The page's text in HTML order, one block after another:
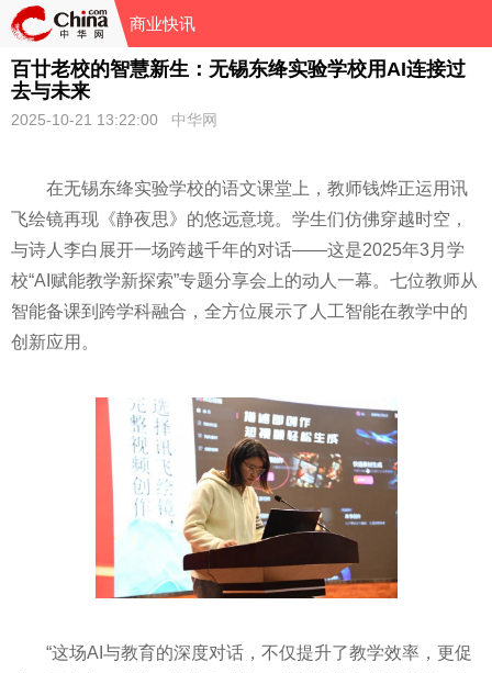
商业快讯
百廿老校的智慧新生：无锡东绛实验学校用AI连接过
去与未来
2025-10-21 13:22:00 中华网
在无锡东绛实验学校的语文课堂上，教师钱烨正运用讯
飞绘镜再现《静夜思》的悠远意境。学生们仿佛穿越时空，
与诗人李白展开一场跨越千年的对话——这是2025年3月学
校“AI赋能教学新探索”专题分享会上的动人一幕。七位教师从
智能备课到跨学科融合，全方位展示了人工智能在教学中的
创新应用。
“这场AI与教育的深度对话，不仅提升了教学效率，更促